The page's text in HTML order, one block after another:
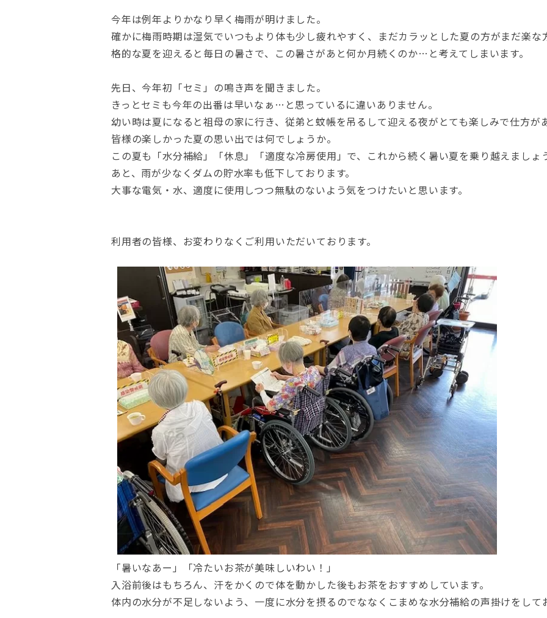
今年は例年よりかなり早く梅雨が明けました。
確かに梅雨時期は湿気でいつもより体も少し疲れやすく、まだカラッとした夏の方がまだ楽
格的な夏を迎えると毎日の暑さで、この暑さがあと何か月続くのか…と考えてしまいます。
先日、今年初「セミ」の鳴き声を聞きました。
きっとセミも今年の出番は早いなぁ…と思っているに違いありません。
幼い時は夏になると祖母の家に行き、従弟と蚊帳を吊るして迎える夜がとても楽しみで仕方が
皆様の楽しかった夏の思い出では何でしょうか。
この夏も「水分補給」「休息」「適度な冷房使用」で、これから続く暑い夏を乗り越えましょう
あと、雨が少なくダムの貯水率も低下しております。
大事な電気・水、適度に使用しつつ無駄のないよう気をつけたいと思います。
利用者の皆様、お変わりなくご利用いただいております。
「暑いなあー」「冷たいお茶が美味しいわい！」
入浴前後はもちろん、汗をかくので体を動かした後もお茶をおすすめしています。
体内の水分が不足しないよう、一度に水分を摂るのでななくこまめな水分補給の声掛けをして